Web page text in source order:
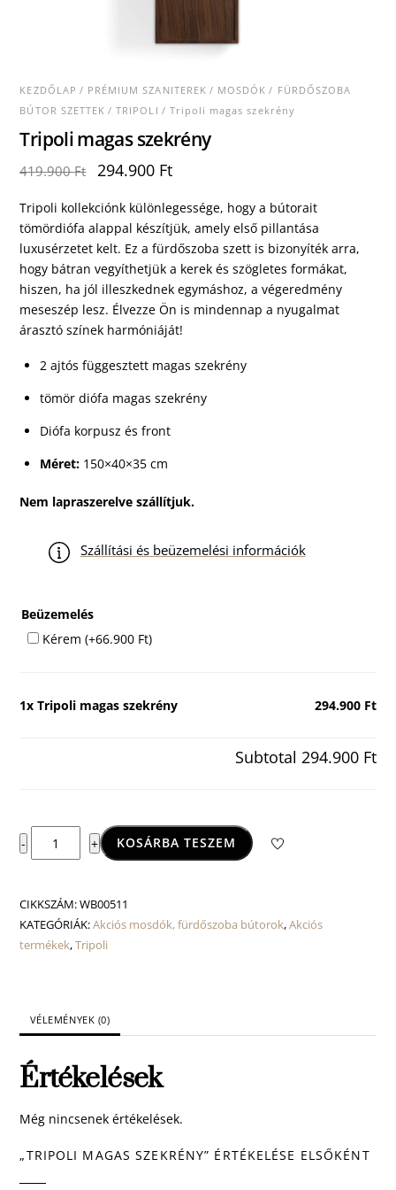
KEZDŐLAP / PRÉMIUM SZANITEREK / MOSDÓK / FÜRDŐSZOBA
BÚTOR SZETTEK /TRIPOLI / Tripoli magas szekrény
Tripoli magas szekrény
419.900Ft
Original
was:
419.900 Ft.
294.900 FtCurrent
is:
294.900 Ft.
Tripoli kollekciónk különlegessége, hogy a bútorait
tömördiófa alappal készítjük, amely első pillantása
luxusérzetet kelt. Ez a fürdőszoba szett is bizonyíték arra,
hogy bátran vegyíthetjük a kerek és szögletes formákat,
hiszen, ha jól illeszkednek egymáshoz, a végeredmény
meseszép lesz. Élvezze Ön is mindennap a nyugalmat
árasztó színek harmóniáját!
2 ajtós függesztett magas szekrény
tömör diófa magas szekrény
Diófa korpusz és front
Méret:150×40×35 cm
Nem lapraszerelve szállítjuk.
Szállítási és beüzemelési információk
Beüzemelés
Kérem(+66.900 Ft)
1xTripoli magas szekrény 294.900 Ft
Subtotal 294.900 Ft
-
Tripoli
magas
mennyiség
+ KOSÁRBA TESZEM
CIKKSZÁM:WB00511
KATEGÓRIÁK:Akciós mosdók, fürdőszoba bútorok,Akciós
termékek,Tripoli
VÉLEMÉNYEK (0)
Értékelések
Még nincsenek értékelések.
„TRIPOLI MAGAS SZEKRÉNY” ÉRTÉKELÉSE ELSŐKÉNT